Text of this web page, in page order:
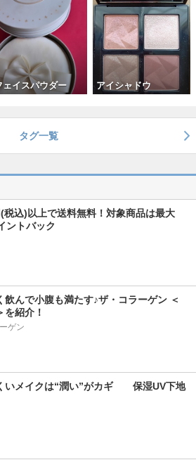
ェイスパウダー アイシャドウ
タグ一覧
税込)以上で送料無料！対象商品は最大
ントバック
飲んで小腹も満たす♪ザ・コラーゲン ＜
を紹介！
ゲン
いメイクは“潤い”がカギ　　保湿UV下地